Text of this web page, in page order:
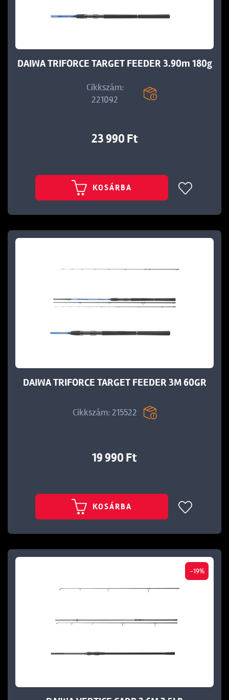
DAIWA TRIFORCE TARGET FEEDER 3.90m 180g
Cikkszám:
221092
23 990 Ft
KOSÁRBA
DAIWA TRIFORCE TARGET FEEDER 3M 60GR
Cikkszám: 215522
19 990 Ft
KOSÁRBA
-19%